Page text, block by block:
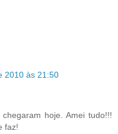
2010 às 21:50
hoje. Amei tudo!!!
faz!